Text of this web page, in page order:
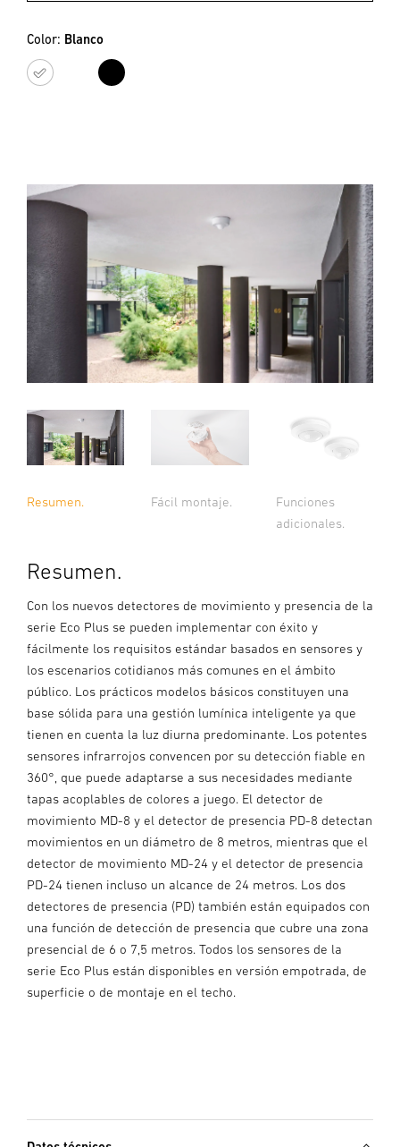
Color: Blanco
BlancoNegro
Resumen. Fácil montaje.
Funciones
adicionales.
Resumen.
Con los nuevos detectores de movimiento y presencia de la
serie Eco Plus se pueden implementar con éxito y
fácilmente los requisitos estándar basados en sensores y
los escenarios cotidianos más comunes en el ámbito
público. Los prácticos modelos básicos constituyen una
base sólida para una gestión lumínica inteligente ya que
tienen en cuenta la luz diurna predominante. Los potentes
sensores infrarrojos convencen por su detección fiable en
360°, que puede adaptarse a sus necesidades mediante
tapas acoplables de colores a juego. El detector de
movimiento MD-8 y el detector de presencia PD-8 detectan
movimientos en un diámetro de 8 metros, mientras que el
detector de movimiento MD-24 y el detector de presencia
PD-24 tienen incluso un alcance de 24 metros. Los dos
detectores de presencia (PD) también están equipados con
una función de detección de presencia que cubre una zona
presencial de 6 o 7,5 metros. Todos los sensores de la
serie Eco Plus están disponibles en versión empotrada, de
superficie o de montaje en el techo.